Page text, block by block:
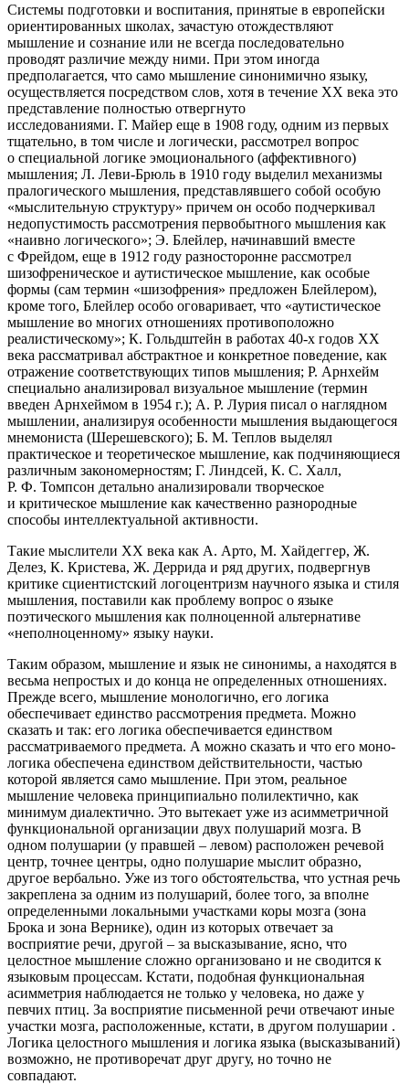
Системы подготовки и воспитания, принятые в европейски
ориентированных школах, зачастую отождествляют
мышление и сознание или не всегда последовательно
проводят различие между ними. При этом иногда
предполагается, что само мышление синонимично языку,
осуществляется посредством слов, хотя в течение XX века это
представление полностью отвергнуто
исследованиями. Г. Майер еще в 1908 году, одним из первых
тщательно, в том числе и логически, рассмотрел вопрос
о специальной логике эмоционального (аффективного)
мышления; Л. Леви-Брюль в 1910 году выделил механизмы
пралогического мышления, представлявшего собой особую
«мыслительную структуру» причем он особо подчеркивал
недопустимость рассмотрения первобытного мышления как
«наивно логического»; Э. Блейлер, начинавший вместе
с Фрейдом, еще в 1912 году разносторонне рассмотрел
шизофреническое и аутистическое мышление, как особые
формы (сам термин «шизофрения» предложен Блейлером),
кроме того, Блейлер особо оговаривает, что «аутистическое
мышление во многих отношениях противоположно
реалистическому»; К. Гольдштейн в работах 40-х годов XX
века рассматривал абстрактное и конкретное поведение, как
отражение соответствующих типов мышления; Р. Арнхейм
специально анализировал визуальное мышление (термин
введен Арнхеймом в 1954 г.); А. Р. Лурия писал о наглядном
мышлении, анализируя особенности мышления выдающегося
мнемониста (Шерешевского); Б. М. Теплов выделял
практическое и теоретическое мышление, как подчиняющиеся
различным закономерностям; Г. Линдсей, К. С. Халл,
Р. Ф. Томпсон детально анализировали творческое
и критическое мышление как качественно разнородные
способы интеллектуальной активности.
Такие мыслители XX века как А. Арто, М. Хайдеггер, Ж.
Делез, К. Кристева, Ж. Деррида и ряд других, подвергнув
критике сциентистский логоцентризм научного языка и стиля
мышления, поставили как проблему вопрос о языке
поэтического мышления как полноценной альтернативе
«неполноценному» языку науки.
Таким образом, мышление и язык не синонимы, а находятся в
весьма непростых и до конца не определенных отношениях.
Прежде всего, мышление монологично, его логика
обеспечивает единство рассмотрения предмета. Можно
сказать и так: его логика обеспечивается единством
рассматриваемого предмета. А можно сказать и что его моно-
логика обеспечена единством действительности, частью
которой является само мышление. При этом, реальное
мышление человека принципиально полилектично, как
минимум диалектично. Это вытекает уже из асимметричной
функциональной организации двух полушарий мозга. В
одном полушарии (у правшей – левом) расположен речевой
центр, точнее центры, одно полушарие мыслит образно,
другое вербально. Уже из того обстоятельства, что устная речь
закреплена за одним из полушарий, более того, за вполне
определенными локальными участками коры мозга (зона
Брока и зона Вернике), один из которых отвечает за
восприятие речи, другой – за высказывание, ясно, что
целостное мышление сложно организовано и не сводится к
языковым процессам. Кстати, подобная функциональная
асимметрия наблюдается не только у человека, но даже у
певчих птиц. За восприятие письменной речи отвечают иные
участки мозга, расположенные, кстати, в другом полушарии .
Логика целостного мышления и логика языка (высказываний)
возможно, не противоречат друг другу, но точно не
совпадают.